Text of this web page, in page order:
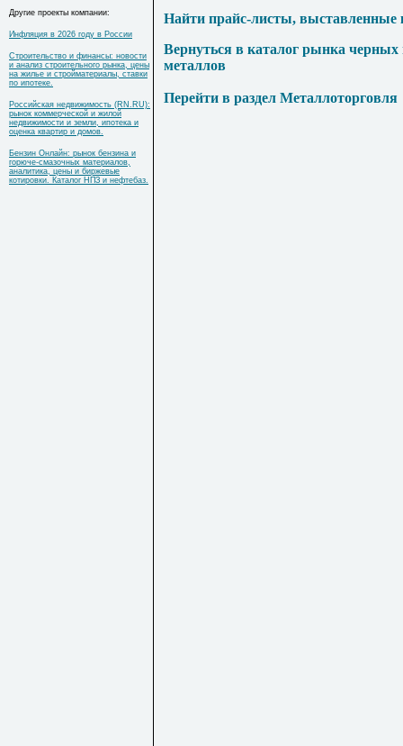
Другие проекты компании:
Инфляция в 2026 году в России
Строительство и финансы: новости
и анализ строительного рынка, цены
на жилье и стройматериалы, ставки
по ипотеке.
Российская недвижимость (RN.RU):
рынок коммерческой и жилой
недвижимости и земли, ипотека и
оценка квартир и домов.
Бензин Онлайн: рынок бензина и
горюче-смазочных материалов,
аналитика, цены и биржевые
котировки. Каталог НПЗ и нефтебаз.
Найти прайс-листы, выставленные
Вернуться в каталог рынка
металлов
Перейти в раздел Металлоторговля